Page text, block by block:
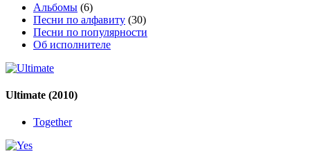
Альбомы (6)
Песни по алфавиту (30)
Песни по популярности
Об исполнителе
Ultimate (2010)
Together